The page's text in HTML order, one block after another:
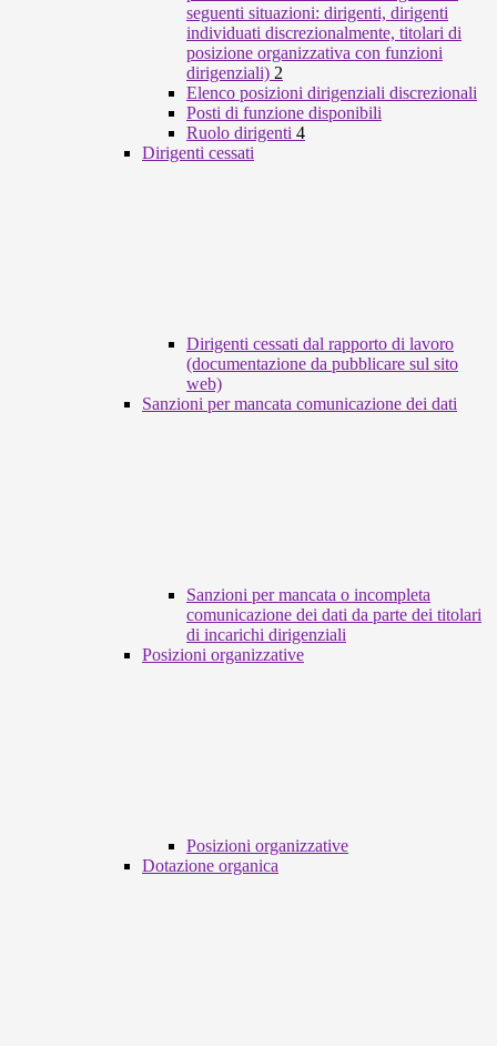
seguenti situazioni: dirigenti, dirigenti
individuati discrezionalmente, titolari di
posizione organizzativa con funzioni
dirigenziali) 2
Elenco posizioni dirigenziali discrezionali
Posti di funzione disponibili
Ruolo dirigenti 4
Dirigenti cessati
Dirigenti cessati dal rapporto di lavoro
(documentazione da pubblicare sul sito
web)
Sanzioni per mancata comunicazione dei dati
Sanzioni per mancata o incompleta
comunicazione dei dati da parte dei titolari
di incarichi dirigenziali
Posizioni organizzative
Posizioni organizzative
Dotazione organica